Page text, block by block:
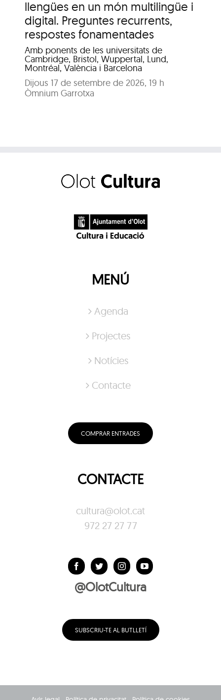
llengües en un món multilingüe i
digital. Preguntes recurrents,
respostes fonamentades
Amb ponents de les universitats de
Cambridge, Bristol, Wuppertal, Lund,
Montréal, València i Barcelona
Dijous 17 de setembre de 2026, 19 h
Òmnium Garrotxa
MENÚ
Agenda
Projectes
Notícies
Contacte
COMPRAR ENTRADES
CONTACTE
cultura@olot.cat
972 27 27 77
@OlotCultura
SUBSCRIU-TE AL BUTLLETÍ